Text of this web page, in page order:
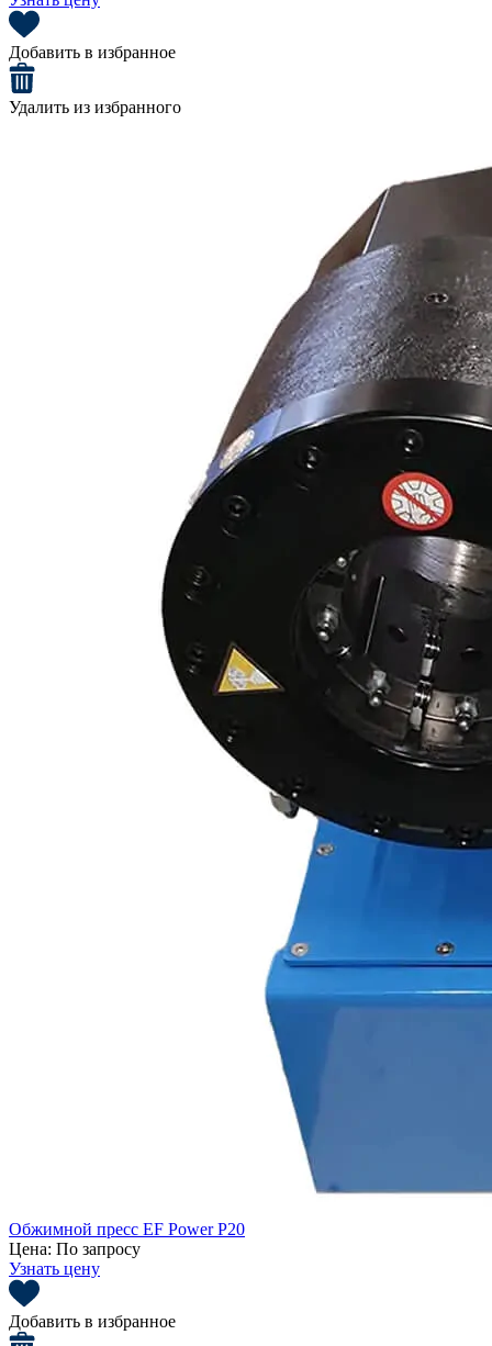
Добавить в избранное
Удалить из избранного
Обжимной пресс EF Power P20
Цена: По запросу
Узнать цену
Добавить в избранное